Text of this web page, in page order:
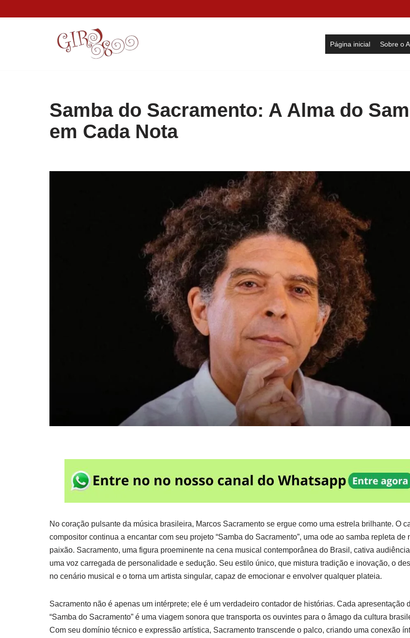
Página inicial Sobre o
Samba do Sacramento: A Alma do
em Cada Nota
No coração pulsante da música brasileira, Marcos Sacramento se ergue como uma estrela brilhante. O
compositor continua a encantar com seu projeto “Samba do Sacramento”, uma ode ao samba repleta de
paixão. Sacramento, uma figura proeminente na cena musical contemporânea do Brasil, cativa
uma voz carregada de personalidade e sedução. Seu estilo único, que mistura tradição e inovação, o
no cenário musical e o torna um artista singular, capaz de emocionar e envolver qualquer plateia.
Sacramento não é apenas um intérprete; ele é um verdadeiro contador de histórias. Cada apresentação
“Samba do Sacramento” é uma viagem sonora que transporta os ouvintes para o âmago da cultura
Com seu domínio técnico e expressão artística, Sacramento transcende o palco, criando uma conexão